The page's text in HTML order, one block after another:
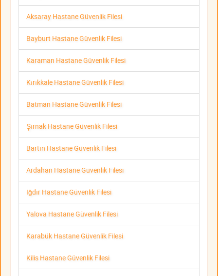
Aksaray Hastane Güvenlik Filesi
Bayburt Hastane Güvenlik Filesi
Karaman Hastane Güvenlik Filesi
Kırıkkale Hastane Güvenlik Filesi
Batman Hastane Güvenlik Filesi
Şırnak Hastane Güvenlik Filesi
Bartın Hastane Güvenlik Filesi
Ardahan Hastane Güvenlik Filesi
Iğdır Hastane Güvenlik Filesi
Yalova Hastane Güvenlik Filesi
Karabük Hastane Güvenlik Filesi
Kilis Hastane Güvenlik Filesi